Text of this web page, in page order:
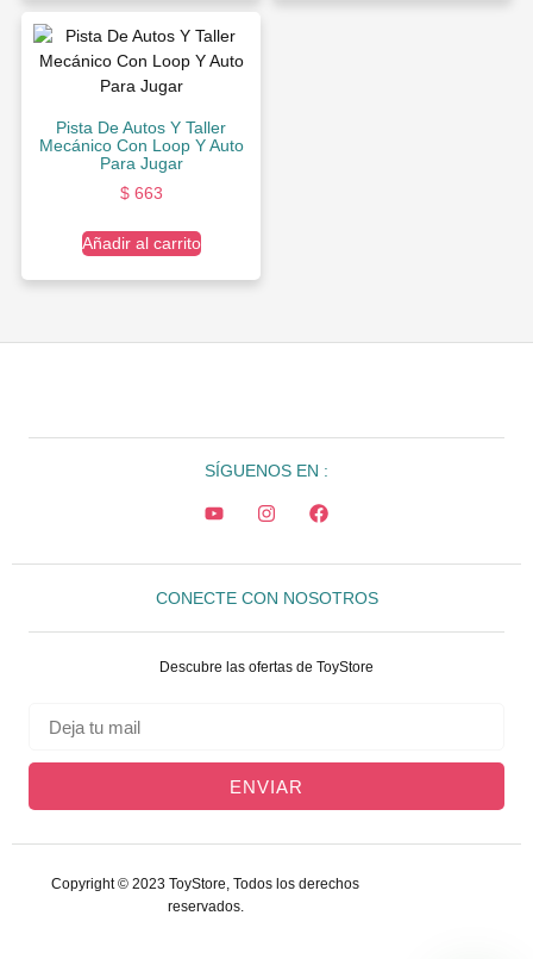
Pista De Autos Y Taller
Mecánico Con Loop Y Auto
Para Jugar
$663
Añadir al carrito
SÍGUENOS EN :
CONECTE CON NOSOTROS
Descubre las ofertas de ToyStore
ENVIAR
Copyright © 2023 ToyStore, Todos los derechos
reservados.